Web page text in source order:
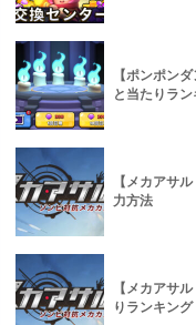
【ポンポン
と当たりラン
【メカアサ
力方法
【メカアサ
りランキング